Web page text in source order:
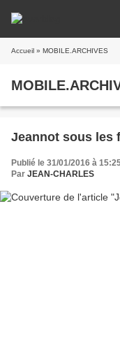
Accueil » MOBILE.ARCHIVES
Jeannot sous les
Publié le 31/01/2016 à
Par JEAN-CHARLES